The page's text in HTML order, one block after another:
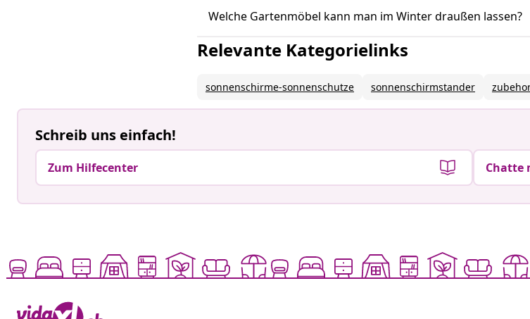
Welche Gartenmöbel kann man im Winter draußen lassen?
Relevante Kategorielinks
sonnenschirme-sonnenschutze sonnenschirmstander
Schreib uns einfach!
Zum Hilfecenter Chatte